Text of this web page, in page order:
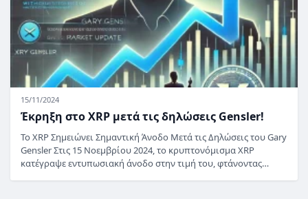
15/11/2024
Έκρηξη στο XRP μετά τις δηλώσεις Gensler!
Το XRP Σημειώνει Σημαντική Άνοδο Μετά τις Δηλώσεις του Gary
Gensler Στις 15 Νοεμβρίου 2024, το κρυπτονόμισμα XRP
κατέγραψε εντυπωσιακή άνοδο στην τιμή του, φτάνοντας…